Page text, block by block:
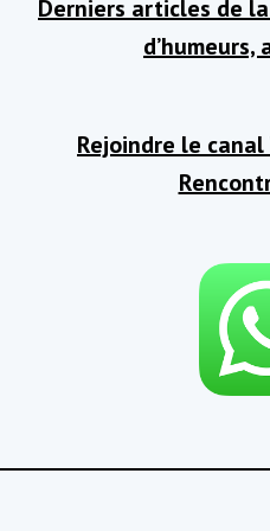
Derniers articles de
d’humeurs,
Rejoindre le